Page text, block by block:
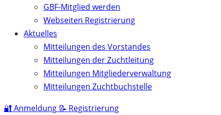
GBF-Mitglied werden
Webseiten Registrierung
Aktuelles
Mitteilungen des Vorstandes
Mitteilungen der Zuchtleitung
Mitteilungen Mitgliederverwaltung
Mitteilungen Zuchtbuchstelle
🔐Anmeldung 📝 Registrierung